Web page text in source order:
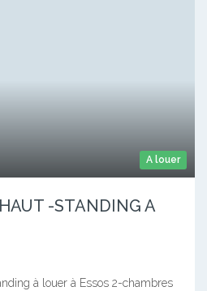
A louer
-STANDING A
à louer à Essos 2-chambres